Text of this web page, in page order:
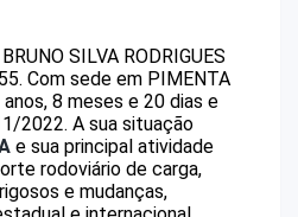
BRUNO SILVA RODRIGUES
. Com sede em PIMENTA
anos, 8 meses e 20 dias e
2022. A sua situação
e sua principal atividade
rodoviário de carga,
e mudanças,